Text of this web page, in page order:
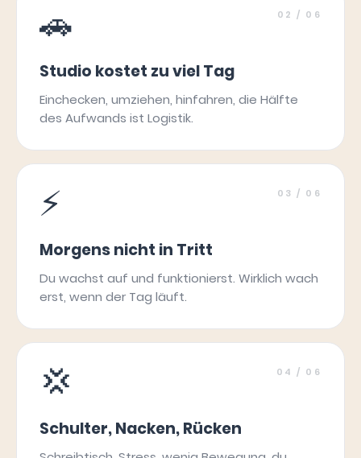
🚗 02 / 06
Studio kostet zu viel Tag
Einchecken, umziehen, hinfahren, die Hälfte
des Aufwands ist Logistik.
⚡ 03 / 06
Morgens nicht in Tritt
Du wachst auf und funktionierst. Wirklich wach
erst, wenn der Tag läuft.
💢 04 / 06
Schulter, Nacken, Rücken